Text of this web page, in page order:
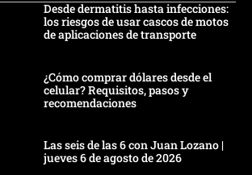
Desde dermatitis hasta infecciones:
los riesgos de usar cascos de motos
de aplicaciones de transporte
¿Cómo comprar dólares desde el
celular? Requisitos, pasos y
recomendaciones
Las seis de las 6 con Juan Lozano |
jueves 6 de agosto de 2026